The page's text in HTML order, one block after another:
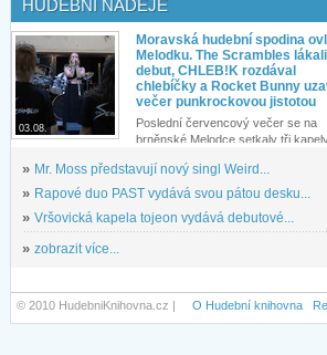
HUDEBNÍ NADĚJE
03.08.
Moravská hudební spodina
Melodku. The Scrambles
debut, CHLEB!K rozdával
chlebíčky a Rocket Bunny
večer punkrockovou jistotou
Poslední červencový večer se na
brněnské Melodce setkaly tři
» Mr. Moss představují nový singl Weird...
» Rapové duo PAST vydává svou pátou desku...
» Vršovická kapela tojeon vydává debutové...
» zobrazit více...
© 2010 HudebniKnihovna.cz | O Hudební knihovna